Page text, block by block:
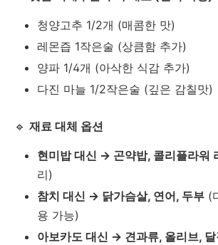
청양고추 1/2개 (매콤한 맛)
레몬즙 1작은술 (상큼함 추가)
양파 1/4개 (아삭한 식감 추가)
다진 마늘 1/2작은술 (깊은 감칠맛)
🔹 재료 대체 옵션
현미밥 대신 → 곤약밥, 콜리플라워
리)
참치 대신 → 닭가슴살, 연어, 두부 (
용 가능)
아보카도 대신 → 견과류, 올리브,